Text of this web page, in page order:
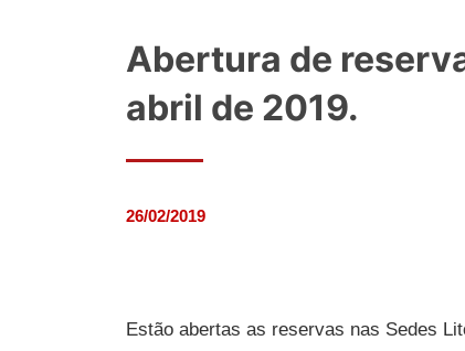
Abertura de
abril de 2019.
26/02/2019
Estão abertas as reservas nas Sedes